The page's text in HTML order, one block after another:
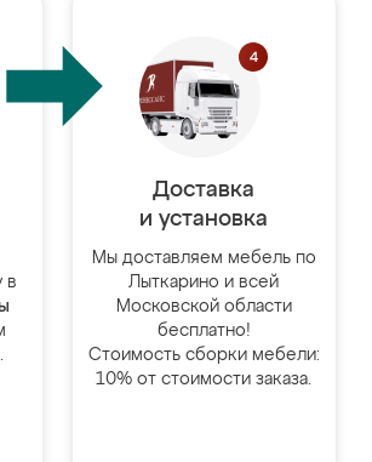
в
Доставка
и установка
Мы доставляем мебель по
Лыткарино и всей
Московской области
бесплатно!
Стоимость сборки мебели:
10% от стоимости заказа.